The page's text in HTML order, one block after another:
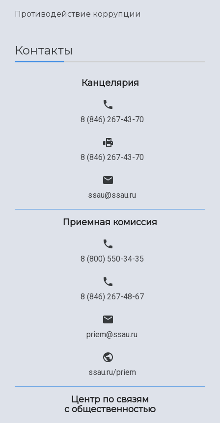
Противодействие коррупции
Контакты
Канцелярия
8 (846) 267-43-70
8 (846) 267-43-70
ssau@ssau.ru
Приемная комиссия
8 (800) 550-34-35
8 (846) 267-48-67
priem@ssau.ru
ssau.ru/priem
Центр по связям
с общественностью